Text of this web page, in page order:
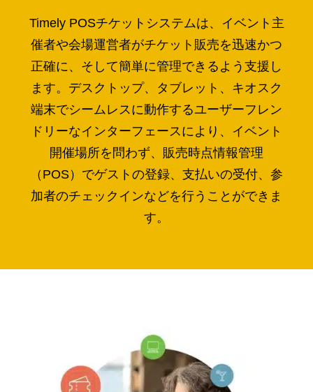
Timely POSチケットシステムは、イベント主
催者や会場運営者がチケット販売を迅速かつ
正確に、そして簡単に管理できるよう支援し
ます。デスクトップ、タブレット、キオスク
端末でシームレスに動作するユーザーフレン
ドリーなインターフェースにより、イベント
開催場所を問わず、販売時点情報管理
（POS）でゲストの登録、支払いの受付、参
加者のチェックインなどを行うことができま
す。